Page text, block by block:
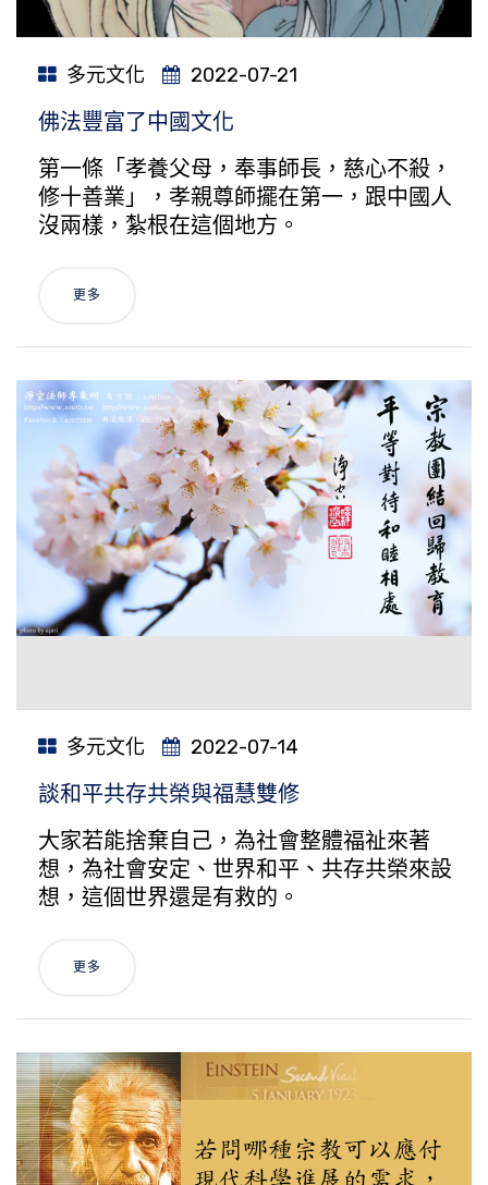
多元文化 2022-07-21
佛法豐富了中國文化
第一條「孝養父母，奉事師長，慈心不殺，
修十善業」，孝親尊師擺在第一，跟中國人
沒兩樣，紮根在這個地方。
更多
多元文化 2022-07-14
談和平共存共榮與福慧雙修
大家若能捨棄自己，為社會整體福祉來著
想，為社會安定、世界和平、共存共榮來設
想，這個世界還是有救的。
更多